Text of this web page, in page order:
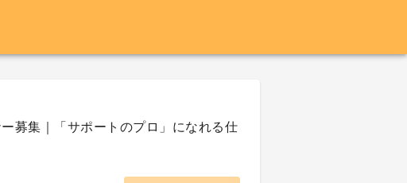
募集｜「サポートのプロ」になれる仕